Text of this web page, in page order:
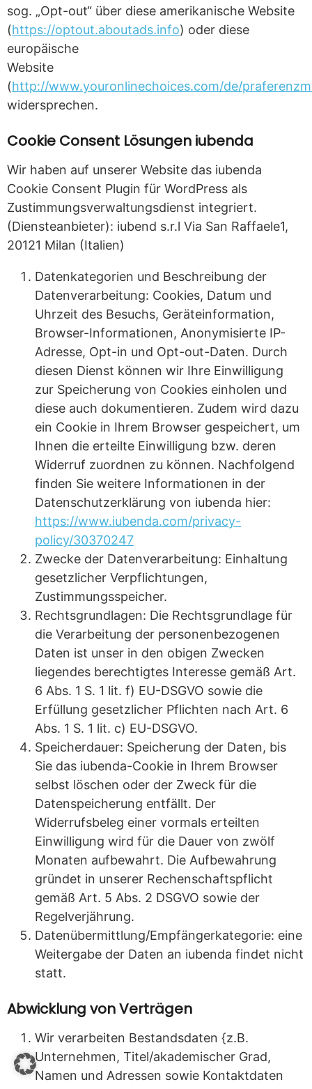
sog. „Opt-out“ über diese amerikanische Website
(https://optout.aboutads.info) oder diese
europäische
Website
(http://www.youronlinechoices.com/de/
widersprechen.
Cookie Consent Lösungen iubenda
Wir haben auf unserer Website das iubenda
Cookie Consent Plugin für WordPress als
Zustimmungsverwaltungsdienst integriert.
(Diensteanbieter): iubend s.r.l Via San Raffaele1,
20121 Milan (Italien)
Datenkategorien und Beschreibung der
Datenverarbeitung: Cookies, Datum und
Uhrzeit des Besuchs, Geräteinformation,
Browser-Informationen, Anonymisierte IP-
Adresse, Opt-in und Opt-out-Daten. Durch
diesen Dienst können wir Ihre Einwilligung
zur Speicherung von Cookies einholen und
diese auch dokumentieren. Zudem wird dazu
ein Cookie in Ihrem Browser gespeichert, um
Ihnen die erteilte Einwilligung bzw. deren
Widerruf zuordnen zu können. Nachfolgend
finden Sie weitere Informationen in der
Datenschutzerklärung von iubenda hier:
https://www.iubenda.com/privacy-
policy/30370247
Zwecke der Datenverarbeitung: Einhaltung
gesetzlicher Verpflichtungen,
Zustimmungsspeicher.
Rechtsgrundlagen: Die Rechtsgrundlage für
die Verarbeitung der personenbezogenen
Daten ist unser in den obigen Zwecken
liegendes berechtigtes Interesse gemäß Art.
6 Abs. 1 S. 1 lit. f) EU-DSGVO sowie die
Erfüllung gesetzlicher Pflichten nach Art. 6
Abs. 1 S. 1 lit. c) EU-DSGVO.
Speicherdauer: Speicherung der Daten, bis
Sie das iubenda-Cookie in Ihrem Browser
selbst löschen oder der Zweck für die
Datenspeicherung entfällt. Der
Widerrufsbeleg einer vormals erteilten
Einwilligung wird für die Dauer von zwölf
Monaten aufbewahrt. Die Aufbewahrung
gründet in unserer Rechenschaftspflicht
gemäß Art. 5 Abs. 2 DSGVO sowie der
Regelverjährung.
Datenübermittlung/Empfängerkategorie: eine
Weitergabe der Daten an iubenda findet nicht
statt.
Abwicklung von Verträgen
Wir verarbeiten Bestandsdaten {z.B.
Unternehmen, Titel/akademischer Grad,
Namen und Adressen sowie Kontaktdaten